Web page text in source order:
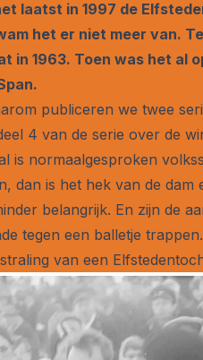
laatst in 1997 de
het er niet meer van.
in 1963. Toen was het al
publiceren we twee
4 van de serie over de
is normaalgesproken
dan is het hek van de dam
belangrijk. En zijn de
tegen een balletje
van een